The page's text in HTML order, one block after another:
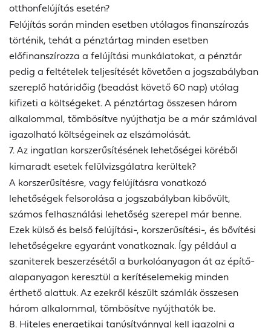
otthonfelújítás esetén?
Felújítás során minden esetben utólagos finanszírozás
történik, tehát a pénztártag minden esetben
előfinanszírozza a felújítási munkálatokat, a pénztár
pedig a feltételek teljesítését követően a jogszabályban
szereplő határidőig (beadást követő 60 nap) utólag
kifizeti a költségeket. A pénztártag összesen három
alkalommal, tömbösítve nyújthatja be a már számlával
igazolható költségeinek az elszámolását.
7. Az ingatlan korszerűsítésének lehetőségei köréből
kimaradt esetek felülvizsgálatra kerültek?
A korszerűsítésre, vagy felújításra vonatkozó
lehetőségek felsorolása a jogszabályban kibővült,
számos felhasználási lehetőség szerepel már benne.
Ezek külső és belső felújítási-, korszerűsítési-, és bővítési
lehetőségekre egyaránt vonatkoznak. Így például a
szaniterek beszerzésétől a burkolóanyagon át az építő-
alapanyagon keresztül a kerítéselemekig minden
érthető alattuk. Az ezekről készült számlák összesen
három alkalommal, tömbösítve nyújthatók be.
8. Hiteles energetikai tanúsítvánnyal kell igazolni a